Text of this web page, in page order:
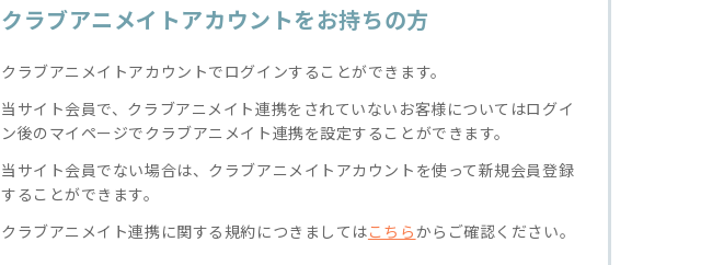
クラブアニメイトアカウントをお持ちの方
クラブアニメイトアカウントでログインすることができます。
当サイト会員で、クラブアニメイト連携をされていないお客様についてはログイ
ン後のマイページでクラブアニメイト連携を設定することができます。
当サイト会員でない場合は、クラブアニメイトアカウントを使って新規会員登録
することができます。
クラブアニメイト連携に関する規約につきましてはこちらからご確認ください。